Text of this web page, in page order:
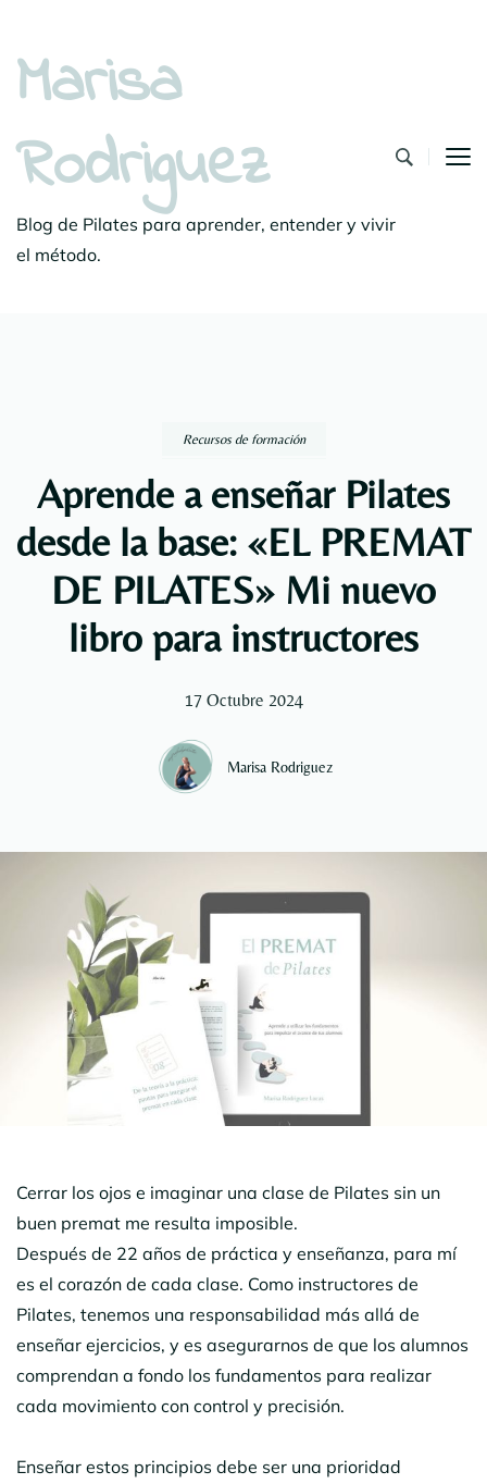
Marisa
Rodriguez
Blog de Pilates para aprender, entender y vivir
el método.
Recursos de formación
Aprende a enseñar Pilates
desde la base: «EL PREMAT
DE PILATES» Mi nuevo
libro para instructores
17 Octubre 2024
Marisa Rodriguez
Cerrar los ojos e imaginar una clase de Pilates sin un
buen premat me resulta imposible.
Después de 22 años de práctica y enseñanza, para mí
es el corazón de cada clase. Como instructores de
Pilates, tenemos una responsabilidad más allá de
enseñar ejercicios, y es asegurarnos de que los alumnos
comprendan a fondo los fundamentos para realizar
cada movimiento con control y precisión.
Enseñar estos principios debe ser una prioridad